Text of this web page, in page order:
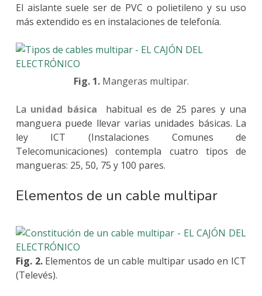
El aislante suele ser de PVC o polietileno y su uso
más extendido es en instalaciones de telefonía.
Fig. 1.Mangeras multipar.
La unidad básica habitual es de 25 pares y una
manguera puede llevar varias unidades básicas. La
ley ICT (Instalaciones Comunes de
Telecomunicaciones) contempla cuatro tipos de
mangueras: 25, 50, 75 y 100 pares.
Elementos de un cable multipar
Fig. 2. Elementos de un cable multipar usado en ICT
(Televés).